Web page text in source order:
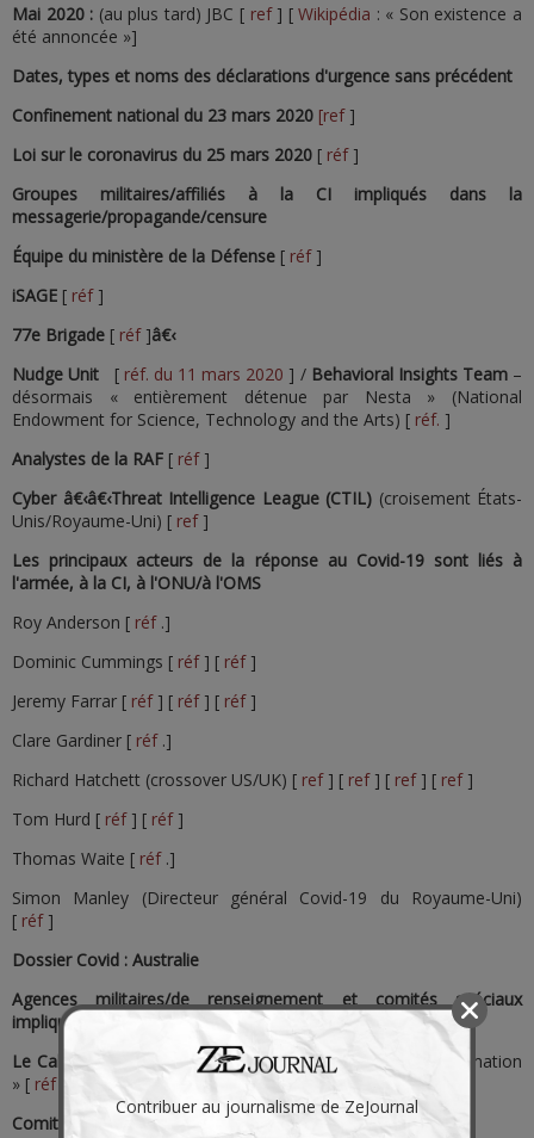
Mai 2020 : (au plus tard) JBC [ ref] [Wikipédia : « Son existence a
été annoncée »]
Dates, types et noms des déclarations d'urgence sans précédent
Confinement national du 23 mars 2020 [ref]
Loi sur le coronavirus du 25 mars 2020 [ réf]
Groupes militaires/affiliés à la CI impliqués dans la
messagerie/propagande/censure
Équipe du ministère de la Défense [ réf]
iSAGE [ réf]
77e Brigade [ réf]â€‹
Nudge Unit [ réf. du 11 mars 2020 ] / Behavioral Insights Team–
désormais « entièrement détenue par Nesta » (National
Endowment for Science, Technology and the Arts) [ réf. ]
Analystes de la RAF [ réf]
Cyber â€‹â€‹Threat Intelligence League (CTIL) (croisement États-
Unis/Royaume-Uni) [ ref]
Les principaux acteurs de la réponse au Covid-19 sont liés à
l'armée, à la CI, à l'ONU/à l'OMS
Roy Anderson [ réf.]
Dominic Cummings [ réf] [ réf]
Jeremy Farrar [ réf] [ réf] [ réf]
Clare Gardiner [ réf.]
Richard Hatchett (crossover US/UK) [ ref] [ ref] [ ref] [ ref]
Tom Hurd [ réf] [ réf]
Thomas Waite [ réf.]
Simon Manley (Directeur général Covid-19 du Royaume-Uni)
[ réf]
Dossier Covid : Australie
Agences militaires/de renseignement et comités spéciaux
impliqués dans la réponse
Le Cabinet national « exempté des lois sur la liberté d’information
» [ réf]
Comité de sécurité nationale du Cabinet
[ ]
Contribuer au journalisme de ZeJournal